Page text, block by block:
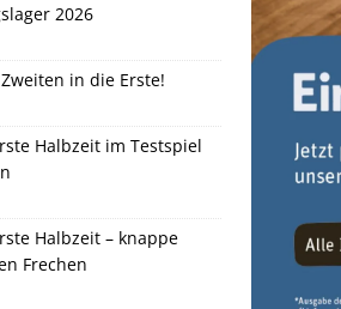
2026
Zweiten in die Erste!
Halbzeit im Testspiel
Halbzeit – knappe
Frechen